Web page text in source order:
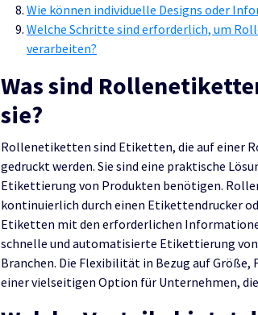
Wie können individuelle Designs oder
Welche Schritte sind erforderlich, um
verarbeiten?
Was sind
sie?
Rollenetiketten sind Etiketten, die auf einer
gedruckt werden. Sie sind eine praktische
Etikettierung von Produkten benötigen.
kontinuierlich durch einen Etikettendrucker
Etiketten mit den erforderlichen
schnelle und automatisierte Etikettierung
Branchen. Die Flexibilität in Bezug auf
einer vielseitigen Option für Unternehmen,